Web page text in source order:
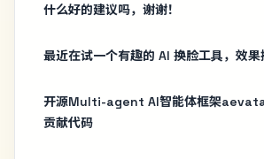
什么好的建议吗，谢谢！
最近在试一个有趣的 AI 换脸工具，效果
开源Multi-agent AI智能体框架
贡献代码